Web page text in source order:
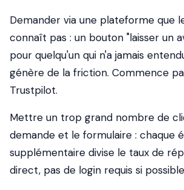
Demander via une plateforme que
connaît pas : un bouton "laisser un
pour quelqu'un qui n'a jamais
génère de la friction. Commence
Trustpilot.
Mettre un trop grand nombre de
demande et le formulaire : chaque
supplémentaire divise le taux de
direct, pas de login requis si